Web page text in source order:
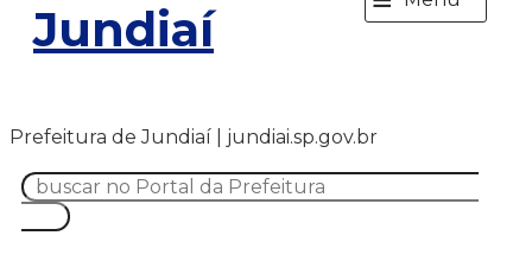
Jundiaí
Prefeitura de Jundiaí | jundiai.sp.gov.br